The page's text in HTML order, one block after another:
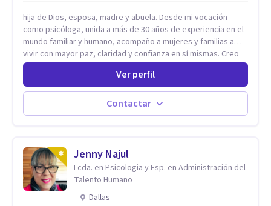
hija de Dios, esposa, madre y abuela. Desde mi vocación
como psicóloga, unida a más de 30 años de experiencia en el
mundo familiar y humano, acompaño a mujeres y familias a
vivir con mayor paz, claridad y confianza en sí mismas. Creo
profundamente que la vida está hecha de etapas, y que cada
ciclo —personal, emocional, espiritual y familiar— trae
oportunidades de crecimiento. Por eso utilizo una
combinación de psicología positiva, enfoque humanista,
herramientas contemporáneas de bienestar mental y
eres. Mi misión es ayudarte a ordenar tu mundo interior, sanar
lo que aún pesa, fortalecer tu autoestima, transformar la
relación contigo misma y con quienes amas, y enseñarte
herramientas prácticas para navegar la vida familiar con amor,
límites sanos, serenidad y propósito. Trabajo desde una
Ver perfil
Contactar
Jenny Najul
Lcda. en Psicologia y Esp. en Administración del
Talento Humano
Dallas